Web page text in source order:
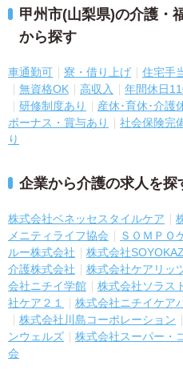
甲州市(山梨県)の介護・
から探す
車通勤可 寮・借り上げ 住宅手
無資格OK
高収入 年間休日
研修制度あり
産休･育休･介護
ボーナス・賞与あり
社会保険完
り
企業から介護の求人を探
株式会社ベネッセスタイルケア
メニティライフ協会
ＳＯＭＰＯ
ルー株式会社
株式会社
介護株式会社
株式会社ケアリッ
会社ニチイ学館
株式会社ソラス
社ケア２１
株式会社ニチイケア
株式会社川島コーポレーション
ンウェルズ
株式会社スーパー・
会